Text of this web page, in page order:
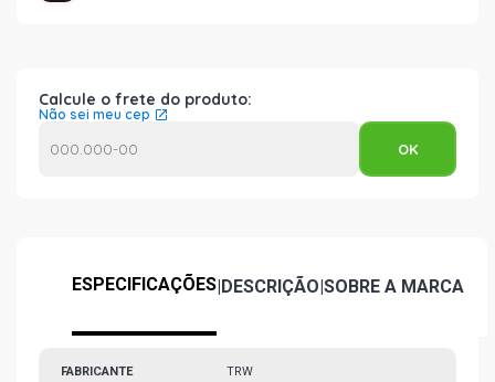
Calcule o frete do produto:
Não sei meu cep
ESPECIFICAÇÕES|DESCRIÇÃO|SOBRE A MARCA
FABRICANTE TRW